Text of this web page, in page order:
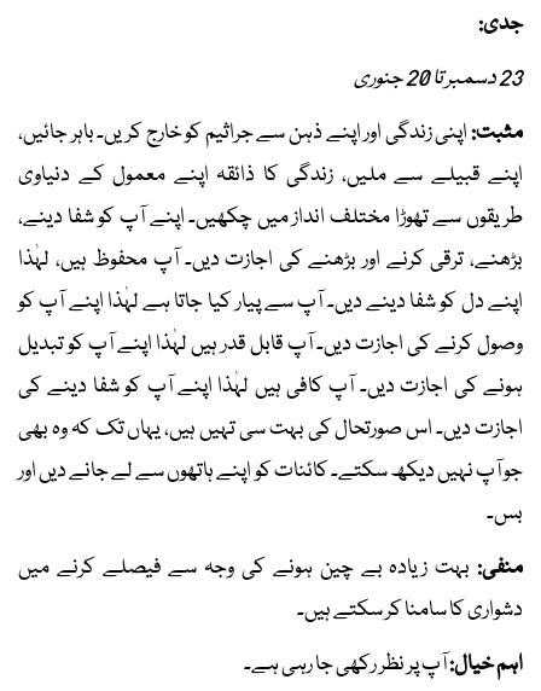
جدی:
23 دسمبر تا 20 جنوری
مثبت:اپنی زندگی اور اپنے ذہن سے جراثیم کو خارج کریں۔ باہر جائیں،
اپنے قبیلے سے ملیں، زندگی کا ذائقہ اپنے معمول کے دنیاوی
طریقوں سے تھوڑا مختلف انداز میں چکھیں۔ اپنے آپ کو شفا دینے،
بڑھنے، ترقی کرنے اور بڑھنے کی اجازت دیں۔ آپ محفوظ ہیں، لہٰذا
اپنے دل کو شفا دینے دیں۔ آپ سے پیار کیا جاتا ہے لہٰذا اپنے آپ کو
وصول کرنے کی اجازت دیں۔ آپ قابل قدر ہیں لہٰذا اپنے آپ کو تبدیل
ہونے کی اجازت دیں۔ آپ کافی ہیں لہٰذا اپنے آپ کو شفا دینے کی
اجازت دیں۔ اس صورتحال کی بہت سی تہیں ہیں، یہاں تک کہ وہ بھی
جو آپ نہیں دیکھ سکتے۔ کائنات کو اپنے ہاتھوں سے لے جانے دیں اور
بس۔
منفی: بہت زیادہ بے چین ہونے کی وجہ سے فیصلے کرنے میں
دشواری کا سامنا کر سکتے ہیں۔
اہم خیال:آپ پر نظر رکھی جا رہی ہے۔